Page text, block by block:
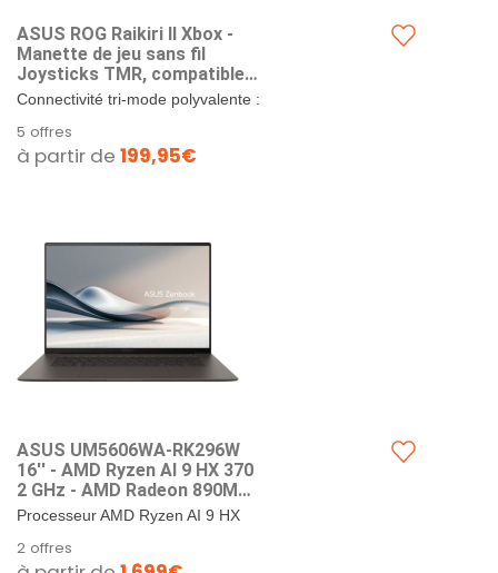
ASUS ROG Raikiri II Xbox -
Manette de jeu sans fil
Joysticks TMR, compatible
Xbox-PC-Ally, 1000 Hz polling
rate, gâchettes double mode,
4 boutons arrière, jusqu'à 50
heures d'autonomie
Connectivité tri-mode polyvalente :
latence, le Bluetooth ou l'USB-C
filaire pour...
5 offres
à partir de 199,95€
ASUS UM5606WA-RK296W
16'' - AMD Ryzen AI 9 HX 370
2 GHz - AMD Radeon 890M
Graphics - SSD 1000 Go -
Processeur AMD Ryzen AI 9 HX
réactivité pour un multitâche
2 offres